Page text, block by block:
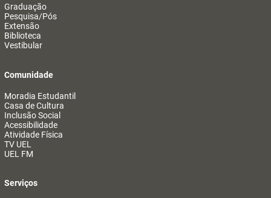
Graduação
Pesquisa/Pós
Extensão
Biblioteca
Vestibular
Comunidade
Moradia Estudantil
Casa de Cultura
Inclusão Social
Acessibilidade
Atividade Física
TV UEL
UEL FM
Serviços